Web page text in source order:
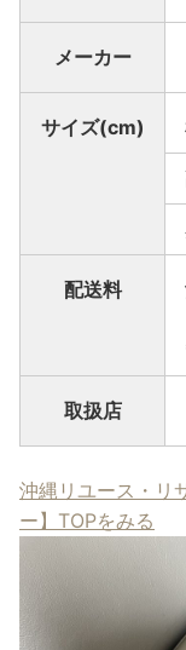
メーカー
サイズ(cm)
配送料
取扱店
沖縄リユース・リ
ー】TOPをみる